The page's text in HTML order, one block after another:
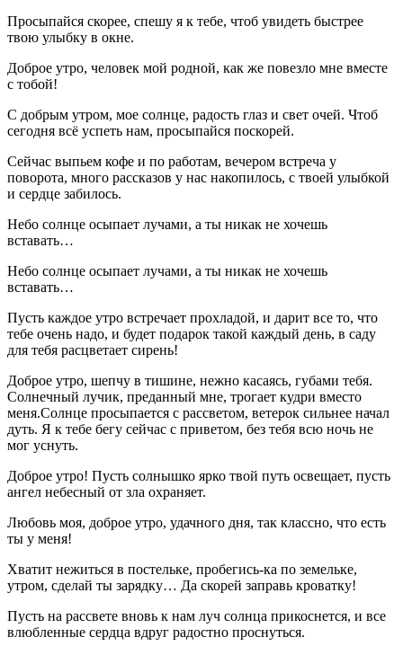
Просыпайся скорее, спешу я к тебе, чтоб увидеть быстрее
твою улыбку в окне.
Доброе утро, человек мой родной, как же повезло мне вместе
с тобой!
С добрым утром, мое солнце, радость глаз и свет очей. Чтоб
сегодня всё успеть нам, просыпайся поскорей.
Сейчас выпьем кофе и по работам, вечером встреча у
поворота, много рассказов у нас накопилось, с твоей улыбкой
и сердце забилось.
Небо солнце осыпает лучами, а ты никак не хочешь
вставать…
Небо солнце осыпает лучами, а ты никак не хочешь
вставать…
Пусть каждое утро встречает прохладой, и дарит все то, что
тебе очень надо, и будет подарок такой каждый день, в саду
для тебя расцветает сирень!
Доброе утро, шепчу в тишине, нежно касаясь, губами тебя.
Солнечный лучик, преданный мне, трогает кудри вместо
меня.Солнце просыпается с рассветом, ветерок сильнее начал
дуть. Я к тебе бегу сейчас с приветом, без тебя всю ночь не
мог уснуть.
Доброе утро! Пусть солнышко ярко твой путь освещает, пусть
ангел небесный от зла охраняет.
Любовь моя, доброе утро, удачного дня, так классно, что есть
ты у меня!
Хватит нежиться в постельке, пробегись-ка по земельке,
утром, сделай ты зарядку… Да скорей заправь кроватку!
Пусть на рассвете вновь к нам луч солнца прикоснется, и все
влюбленные сердца вдруг радостно проснуться.